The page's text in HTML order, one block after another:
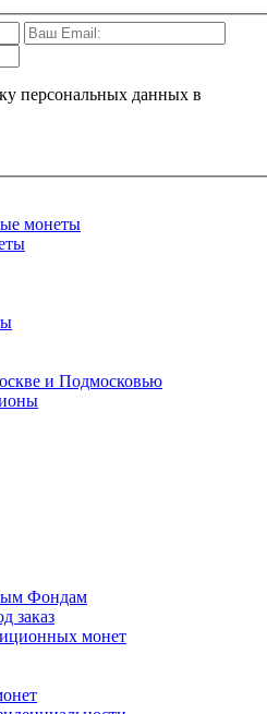
персональных данных в
монеты
и Подмосковью
Фондам
заказ
монет